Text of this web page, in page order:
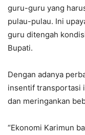
guru-guru yang
pulau-pulau. Ini
guru ditengah
Bupati.
Dengan adanya
insentif transportasi
dan meringankan
“Ekonomi Karimun